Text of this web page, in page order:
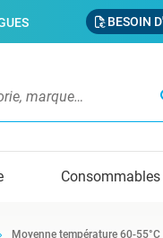
BESOIN
Consommables
Moyenne température 60-55°C